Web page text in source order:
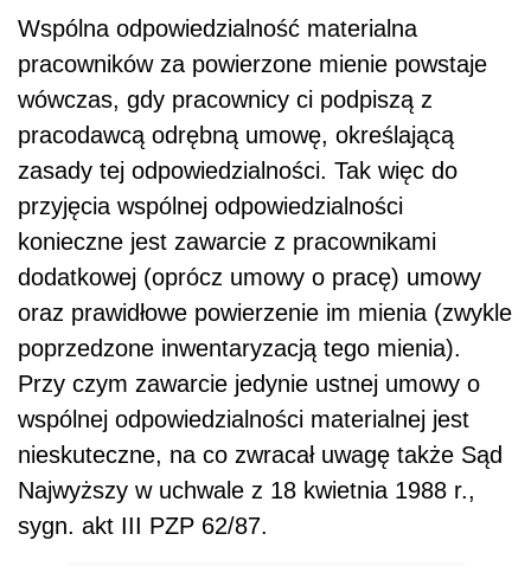
Wspólna odpowiedzialność materialna
pracowników za powierzone mienie powstaje
wówczas, gdy pracownicy ci podpiszą z
pracodawcą odrębną umowę, określającą
zasady tej odpowiedzialności. Tak więc do
przyjęcia wspólnej odpowiedzialności
konieczne jest zawarcie z pracownikami
dodatkowej (oprócz umowy o pracę) umowy
oraz prawidłowe powierzenie im mienia (zwykle
poprzedzone inwentaryzacją tego mienia).
Przy czym zawarcie jedynie ustnej umowy o
wspólnej odpowiedzialności materialnej jest
nieskuteczne, na co zwracał uwagę także Sąd
Najwyższy w uchwale z 18 kwietnia 1988 r.,
sygn. akt III PZP 62/87.